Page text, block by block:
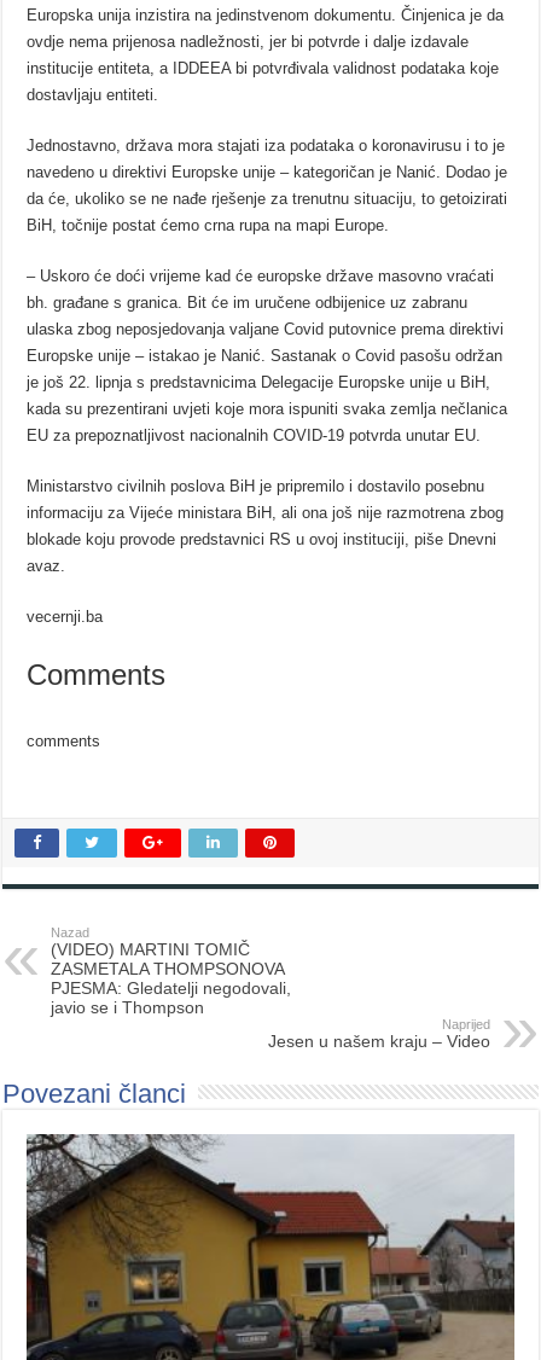
Europska unija inzistira na jedinstvenom dokumentu. Činjenica je da
ovdje nema prijenosa nadležnosti, jer bi potvrde i dalje izdavale
institucije entiteta, a IDDEEA bi potvrđivala validnost podataka koje
dostavljaju entiteti.
Jednostavno, država mora stajati iza podataka o koronavirusu i to je
navedeno u direktivi Europske unije – kategoričan je Nanić. Dodao je
da će, ukoliko se ne nađe rješenje za trenutnu situaciju, to getoizirati
BiH, točnije postat ćemo crna rupa na mapi Europe.
– Uskoro će doći vrijeme kad će europske države masovno vraćati
bh. građane s granica. Bit će im uručene odbijenice uz zabranu
ulaska zbog neposjedovanja valjane Covid putovnice prema direktivi
Europske unije – istakao je Nanić. Sastanak o Covid pasošu održan
je još 22. lipnja s predstavnicima Delegacije Europske unije u BiH,
kada su prezentirani uvjeti koje mora ispuniti svaka zemlja nečlanica
EU za prepoznatljivost nacionalnih COVID-19 potvrda unutar EU.
Ministarstvo civilnih poslova BiH je pripremilo i dostavilo posebnu
informaciju za Vijeće ministara BiH, ali ona još nije razmotrena zbog
blokade koju provode predstavnici RS u ovoj instituciji, piše Dnevni
avaz.
vecernji.ba
Comments
comments
Nazad
(VIDEO) MARTINI TOMIČ
ZASMETALA THOMPSONOVA
PJESMA: Gledatelji negodovali,
javio se i Thompson
Naprijed
Jesen u našem kraju – Video
Povezani članci